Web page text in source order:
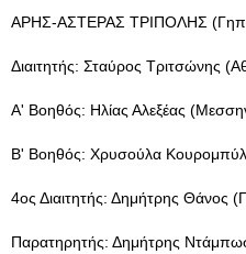
ΑΡΗΣ-ΑΣΤΕΡΑΣ ΤΡΙΠΟΛΗΣ (Γηπ.
Διαιτητής: Σταύρος Τριτσώνης
Α' Βοηθός: Ηλίας Αλεξέας
Β' Βοηθός: Χρυσούλα
4ος Διαιτητής: Δημήτρης Θάνος
Παρατηρητής: Δημήτρης